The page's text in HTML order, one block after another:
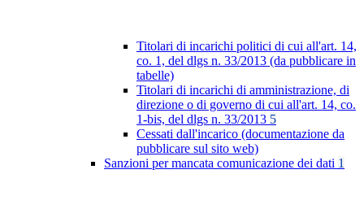
Titolari di incarichi politici di cui all'art. 14,
co. 1, del dlgs n. 33/2013 (da pubblicare in
tabelle)
Titolari di incarichi di amministrazione, di
direzione o di governo di cui all'art. 14, co.
1-bis, del dlgs n. 33/2013 5
Cessati dall'incarico (documentazione da
pubblicare sul sito web)
Sanzioni per mancata comunicazione dei dati 1